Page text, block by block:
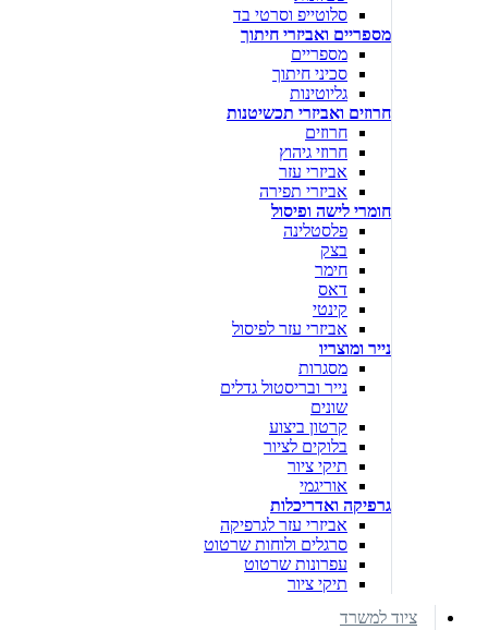
סלוטייפ וסרטי בד
מספריים ואביזרי חיתוך
מספריים
סכיני חיתוך
גליוטינות
חרוזים ואביזרי תכשיטנות
חרוזים
חרוזי גיהוץ
אביזרי עזר
אביזרי תפירה
חומרי לישה ופיסול
פלסטלינה
בצק
חימר
דאס
קינטי
אביזרי עזר לפיסול
נייר ומוצריו
מסגרות
נייר ובריסטול גדלים
שונים
קרטון ביצוע
בלוקים לציור
תיקי ציור
אוריגמי
גרפיקה ואדריכלות
אביזרי עזר לגרפיקה
סרגלים ולוחות שרטוט
עפרונות שרטוט
תיקי ציור
ציוד למשרד